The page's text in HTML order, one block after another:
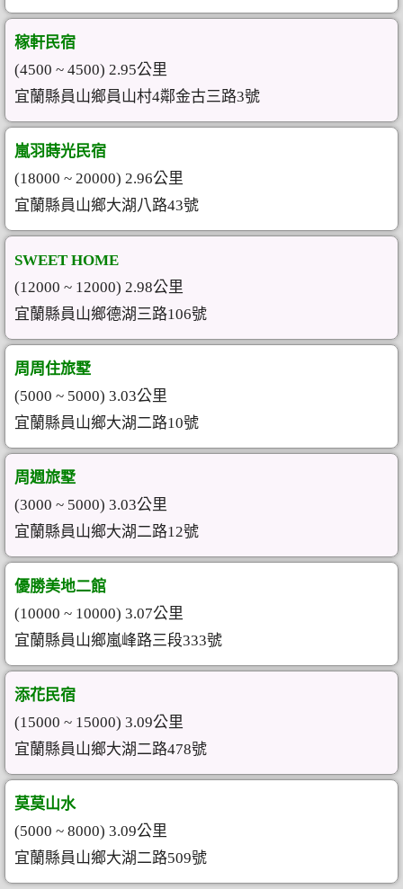
稼軒民宿
(4500 ~ 4500) 2.95公里
宜蘭縣員山鄉員山村4鄰金古三路3號
嵐羽蒔光民宿
(18000 ~ 20000) 2.96公里
宜蘭縣員山鄉大湖八路43號
SWEET HOME
(12000 ~ 12000) 2.98公里
宜蘭縣員山鄉德湖三路106號
周周住旅墅
(5000 ~ 5000) 3.03公里
宜蘭縣員山鄉大湖二路10號
周週旅墅
(3000 ~ 5000) 3.03公里
宜蘭縣員山鄉大湖二路12號
優勝美地二館
(10000 ~ 10000) 3.07公里
宜蘭縣員山鄉嵐峰路三段333號
添花民宿
(15000 ~ 15000) 3.09公里
宜蘭縣員山鄉大湖二路478號
莫莫山水
(5000 ~ 8000) 3.09公里
宜蘭縣員山鄉大湖二路509號